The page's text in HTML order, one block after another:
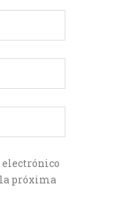
electrónico
la próxima